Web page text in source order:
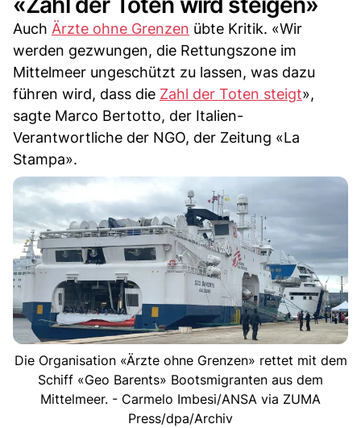
Auch Ärzte ohne Grenzen übte Kritik. «Wir
werden gezwungen, die Rettungszone im
Mittelmeer ungeschützt zu lassen, was dazu
führen wird, dass die Zahl der Toten steigt»,
sagte Marco Bertotto, der Italien-
Verantwortliche der NGO, der Zeitung «La
Stampa».
Die Organisation «Ärzte ohne Grenzen» rettet mit dem
Schiff «Geo Barents» Bootsmigranten aus dem
Mittelmeer. - Carmelo Imbesi/ANSA via ZUMA
Press/dpa/Archiv